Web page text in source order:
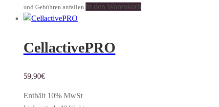
und Gebühren anfallen.In den Warenkorb
CellactivePRO
59,90€
Enthält 10% MwSt